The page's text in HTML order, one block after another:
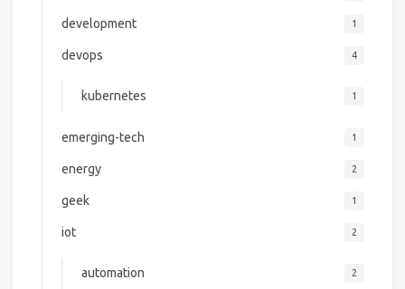
development 1
devops 4
kubernetes 1
emerging-tech 1
energy 2
geek 1
iot 2
automation 2